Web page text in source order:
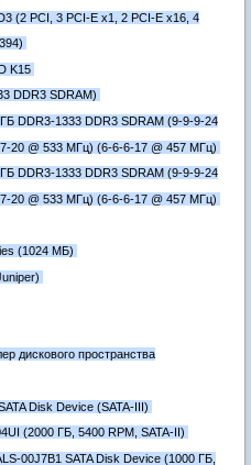
(2 PCI, 3 PCI-E x1, 2 PCI-E x16, 4
K15
DDR3 SDRAM)
DDR3-1333 DDR3 SDRAM (9-9-9-24
20 @ 533 МГц) (6-6-6-17 @ 457 МГц)
DDR3-1333 DDR3 SDRAM (9-9-9-24
20 @ 533 МГц) (6-6-6-17 @ 457 МГц)
(1024 МБ)
дискового пространства
Disk Device (SATA-III)
(2000 ГБ, 5400 RPM, SATA-II)
00J7B1 SATA Disk Device (1000 ГБ,